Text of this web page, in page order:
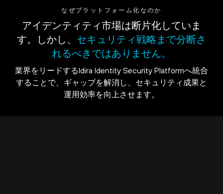
なぜプラットフォーム化なのか
アイデンティティ市場は断片化していま
す。しかし、 セキュリティ戦略まで分断さ
れるべきではありません。
業界をリードするIdira Identity Security Platformへ統合
することで、ギャップを解消し、セキュリティ成果と
運用効率を向上させます。